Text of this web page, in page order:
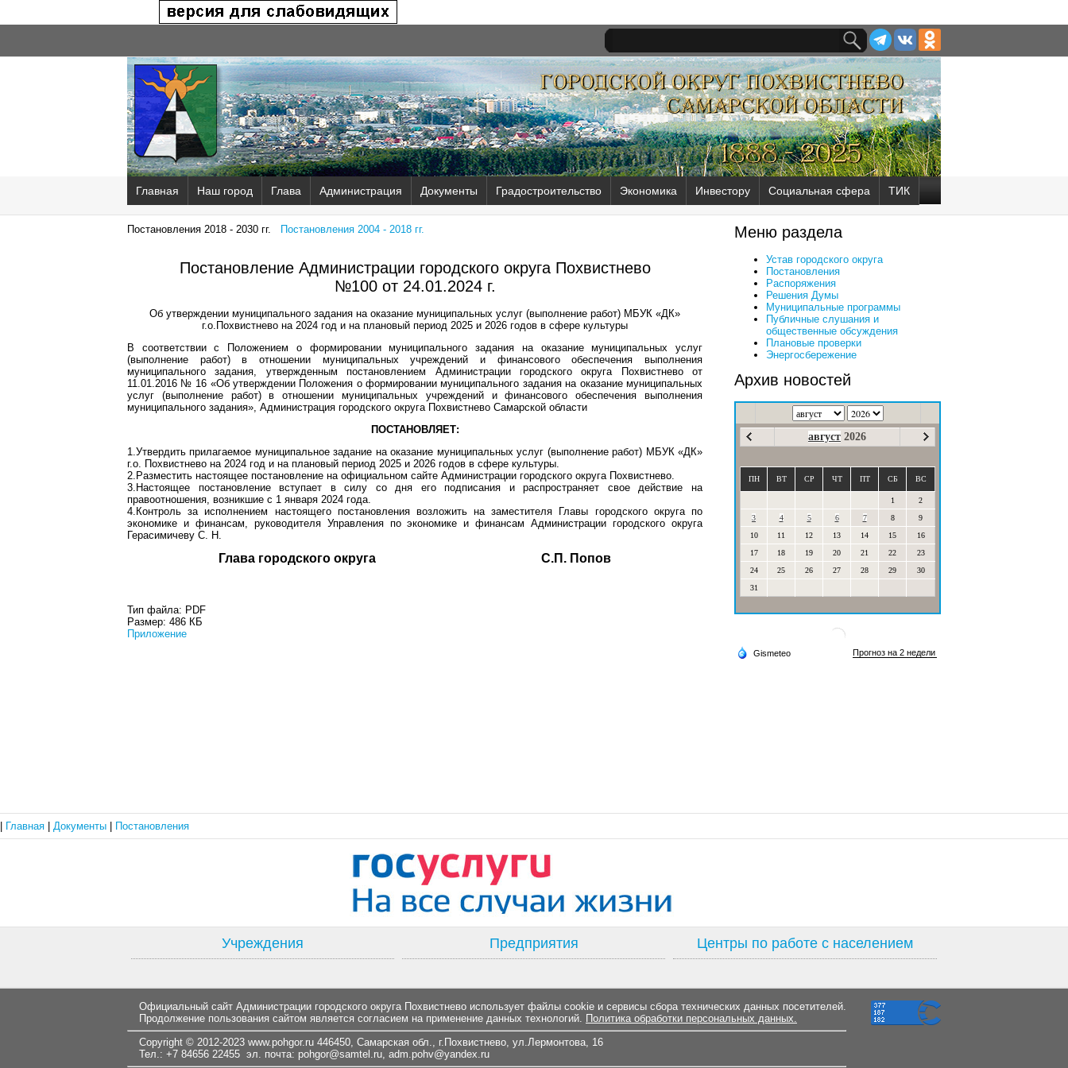
Главная Наш город Глава Администрация Документы Градостроительство Экономика Инвестору Социальная сфера ТИК
Постановления 2018 - 2030 гг. Постановления 2004 - 2018 гг.
Постановление Администрации городского округа Похвистнево
№100 от 24.01.2024 г.
Об утверждении муниципального задания на оказание муниципальных услуг (выполнение работ) МБУК «ДК»
г.о.Похвистнево на 2024 год и на плановый период 2025 и 2026 годов в сфере культуры
В соответствии с Положением о формировании муниципального задания на оказание муниципальных услуг
(выполнение работ) в отношении муниципальных учреждений и финансового обеспечения выполнения
муниципального задания, утвержденным постановлением Администрации городского округа Похвистнево от
11.01.2016 № 16 «Об утверждении Положения о формировании муниципального задания на оказание муниципальных
услуг (выполнение работ) в отношении муниципальных учреждений и финансового обеспечения выполнения
муниципального задания», Администрация городского округа Похвистнево Самарской области
ПОСТАНОВЛЯЕТ:
1.Утвердить прилагаемое муниципальное задание на оказание муниципальных услуг (выполнение работ) МБУК «ДК»
г.о. Похвистнево на 2024 год и на плановый период 2025 и 2026 годов в сфере культуры.
2.Разместить настоящее постановление на официальном сайте Администрации городского округа Похвистнево.
3.Настоящее постановление вступает в силу со дня его подписания и распространяет свое действие на
правоотношения, возникшие с 1 января 2024 года.
4.Контроль за исполнением настоящего постановления возложить на заместителя Главы городского округа по
экономике и финансам, руководителя Управления по экономике и финансам Администрации городского округа
Герасимичеву С. Н.
Глава городского округа С.П. Попов
Тип файла: PDF
Размер: 486 КБ
Приложение
Меню раздела
Устав городского округа
Постановления
Распоряжения
Решения Думы
Муниципальные программы
Публичные слушания и
общественные обсуждения
Плановые проверки
Энергосбережение
Архив новостей
август 2026
ПН ВТ СР ЧТ ПТ СБ ВС
1
2
3
4 5 6 7 8
9
10
11 12 13 14 15
16
17
18 19 20 21 22
23
24
25 26 27 28 29
30
31
Главная Документы Постановления
Учреждения Предприятия Центры по работе с населением
Официальный сайт Администрации городского округа Похвистнево использует файлы cookie и сервисы сбора технических данных посетителей.
Продолжение пользования сайтом является согласием на применение данных технологий. Политика обработки персональных данных.
Copyright © 2012-2023 www.pohgor.ru 446450, Самарская обл., г.Похвистнево, ул.Лермонтова, 16
Тел.: +7 84656 22455 эл. почта: pohgor@samtel.ru, adm.pohv@yandex.ru